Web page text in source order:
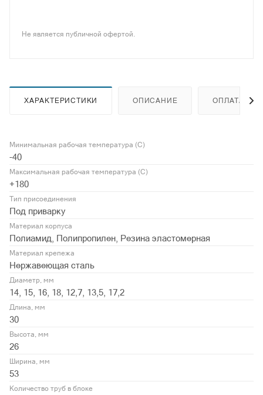
Не является публичной офертой.
ХАРАКТЕРИСТИКИ ОПИСАНИЕ ОПЛАТА
Минимальная рабочая температура (С)
-40
Максимальная рабочая температура (С)
+180
Тип присоединения
Под приварку
Материал корпуса
Полиамид, Полипропилен, Резина эластомерная
Материал крепежа
Нержавеющая сталь
Диаметр, мм
14, 15, 16, 18, 12,7, 13,5, 17,2
Длина, мм
30
Высота, мм
26
Ширина, мм
53
Количество труб в блоке